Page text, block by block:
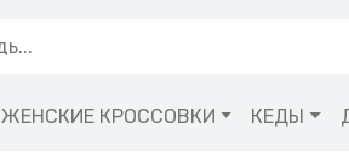
ЖЕНСКИЕ КРОССОВКИ КЕДЫ